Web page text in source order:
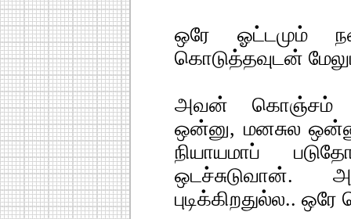
ஒரே ஓட்டமும்
கொடுத்தவுடன்
அவன் கொஞ்சம்
ஒன்னு, மனசுல
நியாயமாப்
புடிக்கிறதுல்ல..